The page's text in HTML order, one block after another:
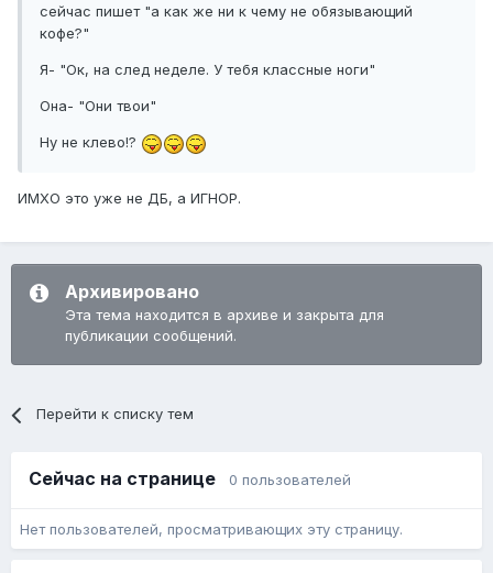
сейчас пишет "а как же ни к чему не обязывающий
кофе?"
Я- "Ок, на след неделе. У тебя классные ноги"
Она- "Они твои"
Ну не клево!?
ИМХО это уже не ДБ, а ИГНОР.
Архивировано
Эта тема находится в архиве и закрыта для
публикации сообщений.
Перейти к списку тем
Сейчас на странице 0 пользователей
Нет пользователей, просматривающих эту страницу.